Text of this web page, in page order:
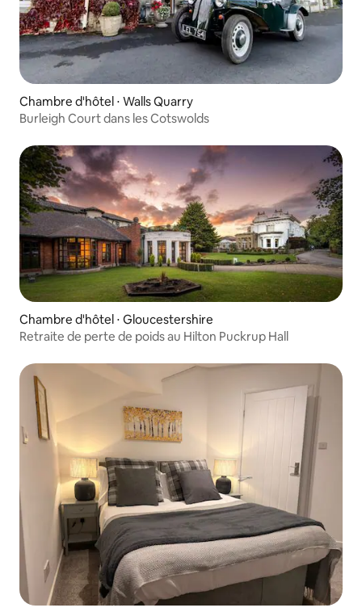
Chambre d'hôtel ⋅ Walls Quarry
Burleigh Court dans les Cotswolds
Chambre d'hôtel ⋅ Gloucestershire
Retraite de perte de poids au Hilton Puckrup Hall